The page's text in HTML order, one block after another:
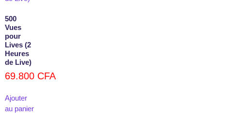
500
Vues
pour
Lives (2
Heures
de Live)
69.800 CFA
Ajouter
au panier